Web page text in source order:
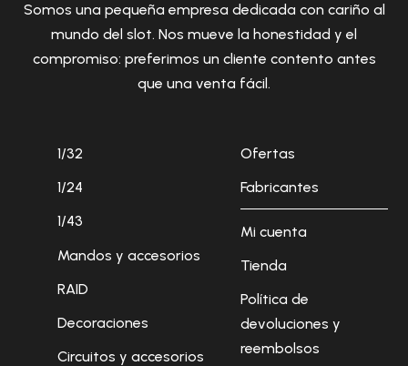
Somos una pequeña empresa dedicada con cariño al
mundo del slot. Nos mueve la honestidad y el
compromiso: preferimos un cliente contento antes
que una venta fácil.
1/32
1/24
1/43
Mandos y accesorios
RAID
Decoraciones
Circuitos y accesorios
Ofertas
Fabricantes
Mi cuenta
Tienda
Política de
devoluciones y
reembolsos